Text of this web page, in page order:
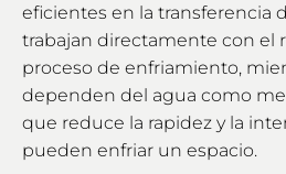
eficientes en la transferencia
trabajan directamente con el
proceso de enfriamiento,
dependen del agua como
que reduce la rapidez y la
pueden enfriar un espacio.